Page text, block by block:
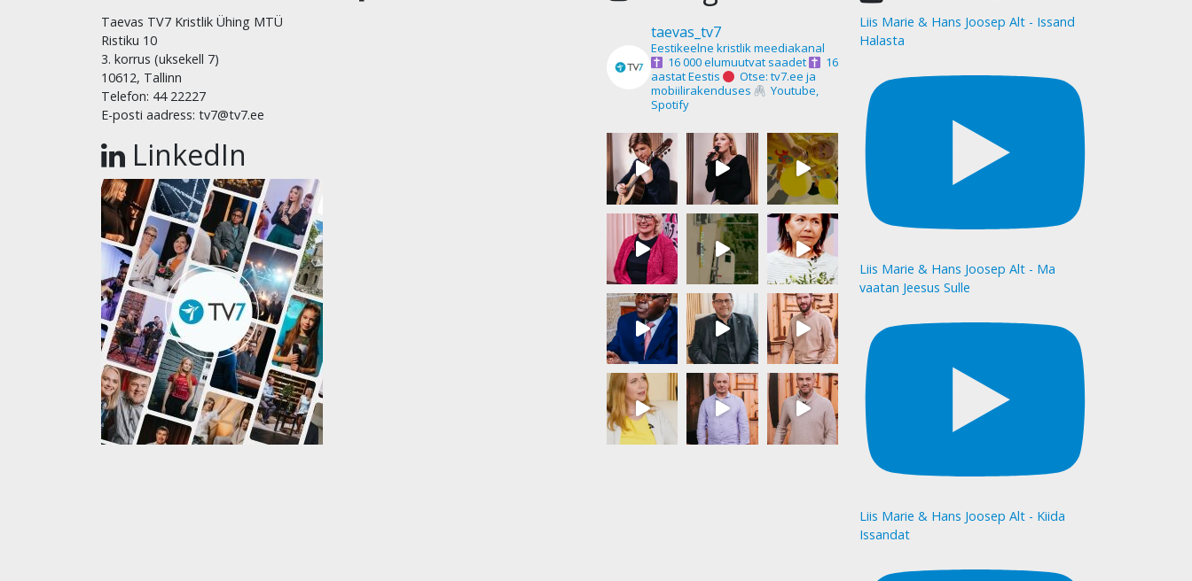
Taevas TV7 Kristlik Ühing MTÜ
Ristiku 10
3. korrus (uksekell 7)
10612, Tallinn
Telefon: 44 22227
E-posti aadress: tv7@tv7.ee
LinkedIn
taevas_tv7
Eestikeelne kristlik meediakanal
16 000 elumuutvat saadet
16
aastat Eestis
Otse: tv7.ee ja
mobiilirakenduses
Youtube,
Spotify
Liis Marie & Hans Joosep Alt - Issand
Halasta
Liis Marie & Hans Joosep Alt - Ma
vaatan Jeesus Sulle
Liis Marie & Hans Joosep Alt - Kiida
Issandat